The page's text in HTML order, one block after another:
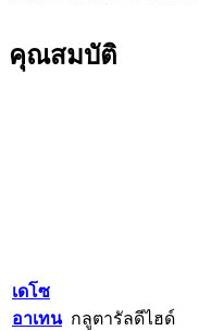
คุณสมบัติ
เดโซ
อาเทน กลูตารัลดีไฮด์